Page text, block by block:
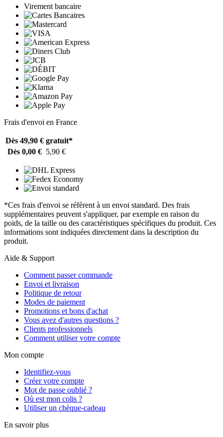
Virement bancaire
Frais d'envoi en France
Dès 49,90 € gratuit*
Dès 0,00 € 5,90 €
*Ces frais d'envoi se réfèrent à un envoi standard. Des frais
supplémentaires peuvent s'appliquer, par exemple en raison du
poids, de la taille ou des caractéristiques spécifiques du produit. Ces
informations sont indiquées directement dans la description du
produit.
Aide & Support
Comment passer commande
Envoi et livraison
Politique de retour
Modes de paiement
Promotions et bons d'achat
Vous avez d'autres questions ?
Clients professionnels
Comment utiliser votre compte
Mon compte
Identifiez-vous
Créer votre compte
Mot de passe oublié ?
Où est mon colis ?
Utiliser un chèque-cadeau
En savoir plus